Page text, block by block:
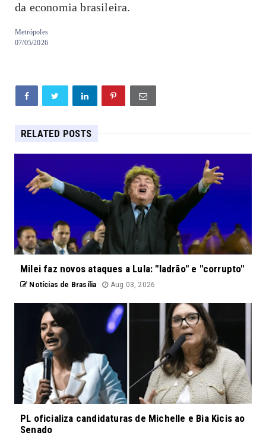
da economia brasileira.
Metrópoles
07/05/2026
RELATED POSTS
Milei faz novos ataques a Lula: "ladrão" e "corrupto"
Notícias de Brasília Aug 03, 2026
PL oficializa candidaturas de Michelle e Bia Kicis ao
Senado